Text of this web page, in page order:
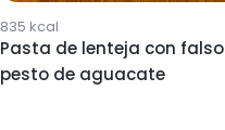
835 kcal
Pasta de lenteja con falso
pesto de aguacate